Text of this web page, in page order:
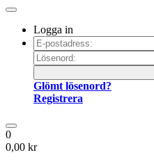
Logga in
Glömt lösenord?
Registrera
0
0,00 kr